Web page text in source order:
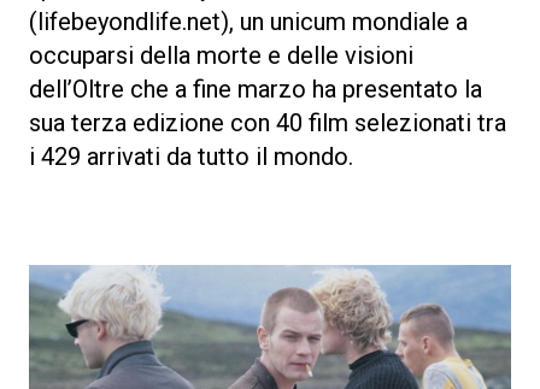
(lifebeyondlife.net), un unicum mondiale a
occuparsi della morte e delle visioni
dell’Oltre che a fine marzo ha presentato la
sua terza edizione con 40 film selezionati tra
i 429 arrivati da tutto il mondo.